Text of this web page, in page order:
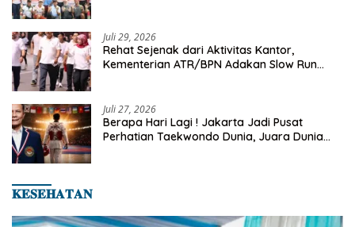
Juli 29, 2026
Rehat Sejenak dari Aktivitas Kantor,
Kementerian ATR/BPN Adakan Slow Run
Juli 27, 2026
Berapa Hari Lagi ! Jakarta Jadi Pusat
Perhatian Taekwondo Dunia, Juara Dunia
𝐊𝐄𝐒𝐄𝐇𝐀𝐓𝐀𝐍